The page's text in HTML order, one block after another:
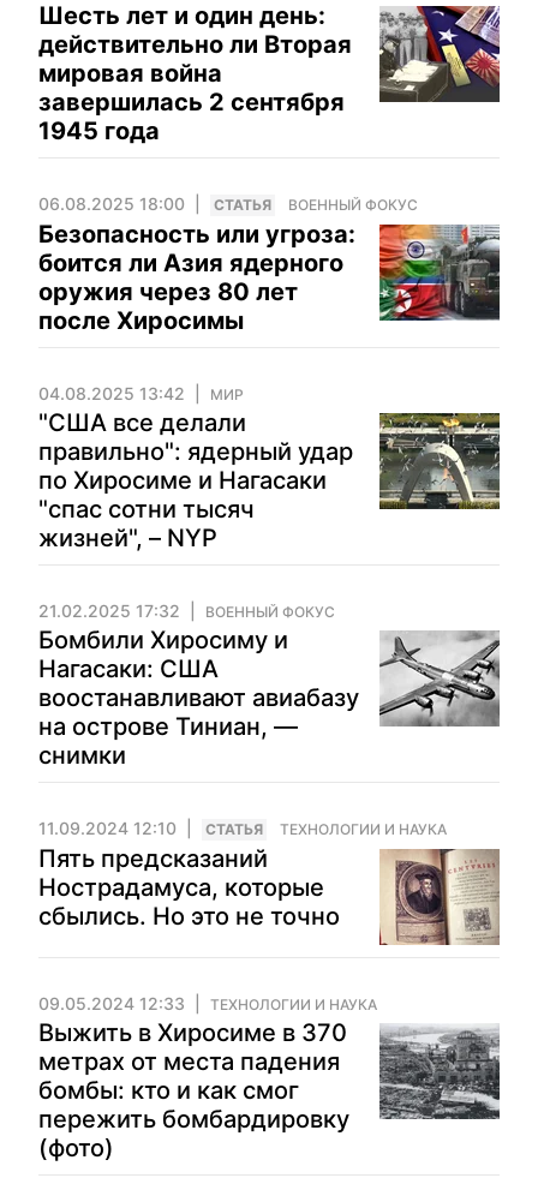
Шесть лет и один день:
действительно ли Вторая
мировая война
завершилась 2 сентября
1945 года
06.08.2025 18:00 CТАТЬЯ ВОЕННЫЙ ФОКУС
Безопасность или угроза:
боится ли Азия ядерного
оружия через 80 лет
после Хиросимы
04.08.2025 13:42 МИР
"США все делали
правильно": ядерный удар
по Хиросиме и Нагасаки
"спас сотни тысяч
жизней", – NYP
21.02.2025 17:32 ВОЕННЫЙ ФОКУС
Бомбили Хиросиму и
Нагасаки: США
воостанавливают авиабазу
на острове Тиниан, —
снимки
11.09.2024 12:10 CТАТЬЯ ТЕХНОЛОГИИ И НАУКА
Пять предсказаний
Нострадамуса, которые
сбылись. Но это не точно
09.05.2024 12:33 ТЕХНОЛОГИИ И НАУКА
Выжить в Хиросиме в 370
метрах от места падения
бомбы: кто и как смог
пережить бомбардировку
(фото)